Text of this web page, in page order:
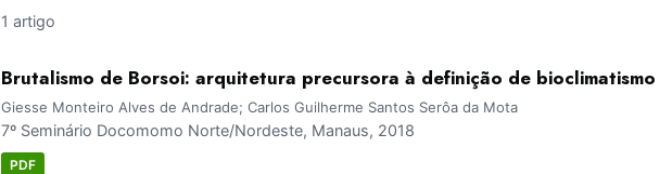
1 artigo
Brutalismo de Borsoi: arquitetura precursora à definição de bioclimatismo
Giesse Monteiro Alves de Andrade; Carlos Guilherme Santos Serôa da Mota
7º Seminário Docomomo Norte/Nordeste, Manaus, 2018
PDF